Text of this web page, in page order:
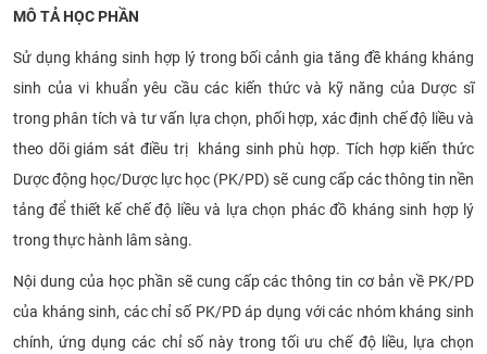
MÔ TẢ HỌC PHẦN
Sử dụng kháng sinh hợp lý trong bối cảnh gia tăng đề kháng kháng
sinh của vi khuẩn yêu cầu các kiến thức và kỹ năng của Dược sĩ
trong phân tích và tư vấn lựa chọn, phối hợp, xác định chế độ liều và
theo dõi giám sát điều trị kháng sinh phù hợp. Tích hợp kiến thức
Dược động học/Dược lực học (PK/PD) sẽ cung cấp các thông tin nền
tảng để thiết kế chế độ liều và lựa chọn phác đồ kháng sinh hợp lý
trong thực hành lâm sàng.
Nội dung của học phần sẽ cung cấp các thông tin cơ bản về PK/PD
của kháng sinh, các chỉ số PK/PD áp dụng với các nhóm kháng sinh
chính, ứng dụng các chỉ số này trong tối ưu chế độ liều, lựa chọn